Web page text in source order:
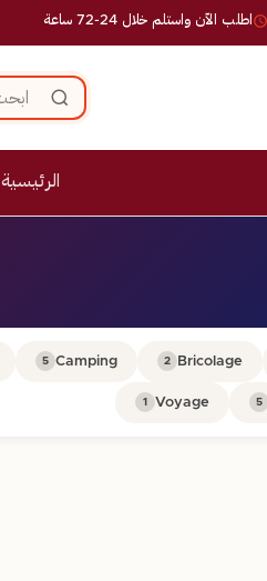
اطلب الآن واستلم خلال 24-72 ساعة
الرئيسية
Bricolage
2
Camping
5
5
Voyage
1